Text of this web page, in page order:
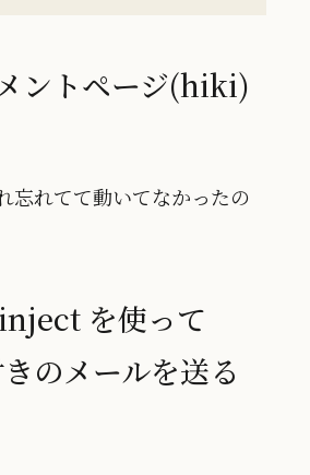
ントページ(hiki)
れてて動いてなかったの
を使って
のメールを送る